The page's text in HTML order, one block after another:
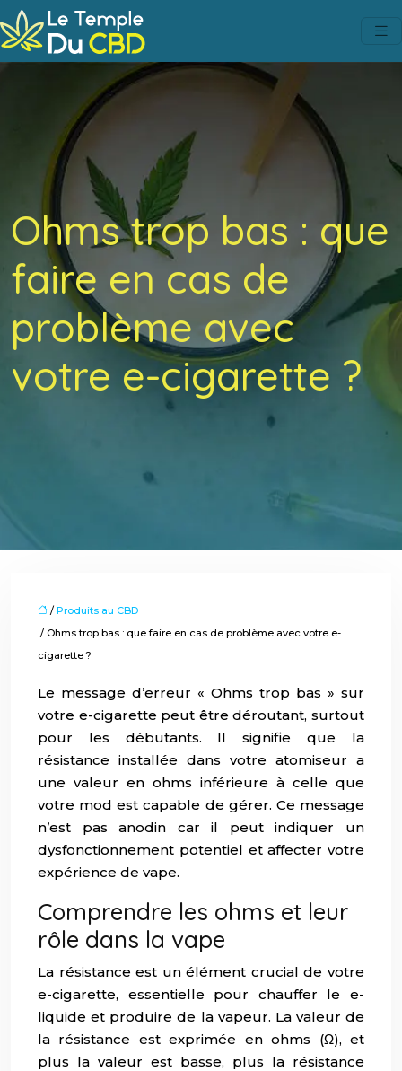
Ohms trop bas : que
faire en cas de
problème avec
votre e-cigarette ?
/ Produits au CBD
/ Ohms trop bas : que faire en cas de problème avec votre e-
cigarette ?
Le message d’erreur « Ohms trop bas » sur
votre e-cigarette peut être déroutant, surtout
pour les débutants. Il signifie que la
résistance installée dans votre atomiseur a
une valeur en ohms inférieure à celle que
votre mod est capable de gérer. Ce message
n’est pas anodin car il peut indiquer un
dysfonctionnement potentiel et affecter votre
expérience de vape.
Comprendre les ohms et leur
rôle dans la vape
La résistance est un élément crucial de votre
e-cigarette, essentielle pour chauffer le e-
liquide et produire de la vapeur. La valeur de
la résistance est exprimée en ohms (Ω), et
plus la valeur est basse, plus la résistance